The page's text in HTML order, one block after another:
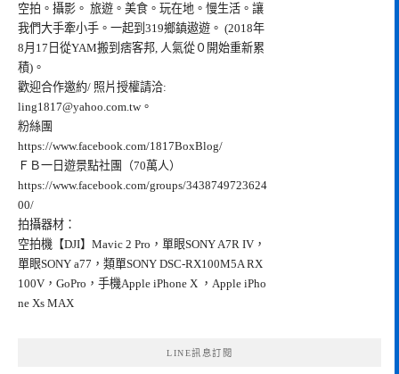
空拍。攝影。 旅遊。美食。玩在地。慢生活。讓
我們大手牽小手。一起到319鄉鎮遨遊。 (2018年
8月17日從YAM搬到痞客邦, 人氣從０開始重新累
積)。
歡迎合作邀約/ 照片授權請洽:
ling1817@yahoo.com.tw。
粉絲團
https://www.facebook.com/1817BoxBlog/
ＦＢ一日遊景點社團（70萬人）
https://www.facebook.com/groups/3438749723624
00/
拍攝器材：
空拍機【DJI】Mavic 2 Pro，單眼SONY A7R IV，
單眼SONY a77，類單SONY DSC-RX100M5A RX
100V，GoPro，手機Apple iPhone X ，Apple iPho
ne Xs MAX
LINE訊息訂閱